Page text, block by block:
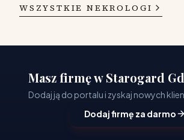
WSZYSTKIE NEKROLOGI
Masz firmę w Starogard
Dodaj ją do portalu i zyskaj nowych
Dodaj firmę za darmo